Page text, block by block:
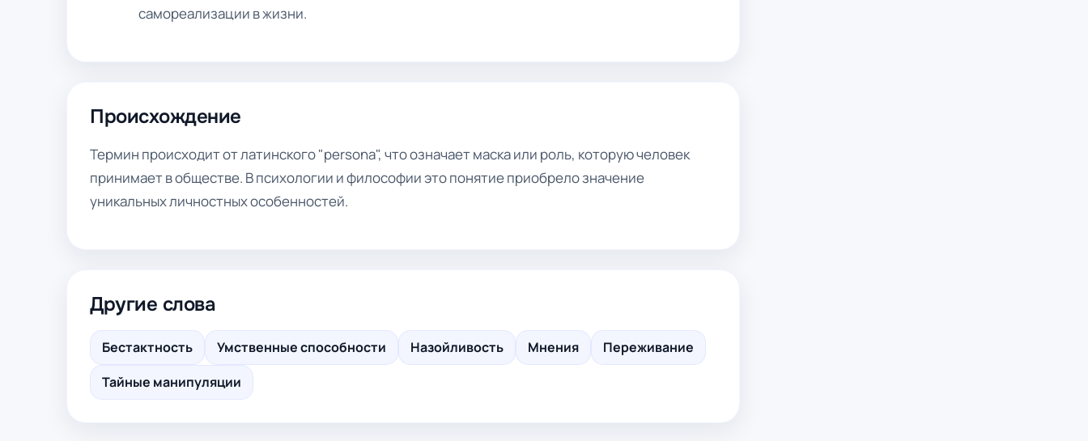
самореализации в жизни.
Происхождение
Термин происходит от латинского "persona", что означает маска или роль, которую человек
принимает в обществе. В психологии и философии это понятие приобрело значение
уникальных личностных особенностей.
Другие слова
Бестактность Умственные способности Назойливость Мнения
Переживание
Тайные манипуляции